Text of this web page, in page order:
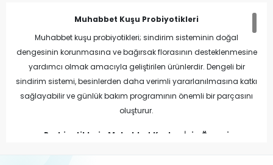
Muhabbet Kuşu Probiyotikleri
Muhabbet kuşu probiyotikleri; sindirim sisteminin doğal
dengesinin korunmasına ve bağırsak florasının desteklenmesine
yardımcı olmak amacıyla geliştirilen ürünlerdir. Dengeli bir
sindirim sistemi, besinlerden daha verimli yararlanılmasına katkı
sağlayabilir ve günlük bakım programının önemli bir parçasını
oluşturur.
Probiyotiklerin Muhabbet Kuşları İçin Önemi